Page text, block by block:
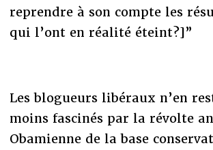
reprendre à son compte les
qui l’ont en réalité éteint?]”
Les blogueurs libéraux n’en
moins fascinés par la révolte
Obamienne de la base